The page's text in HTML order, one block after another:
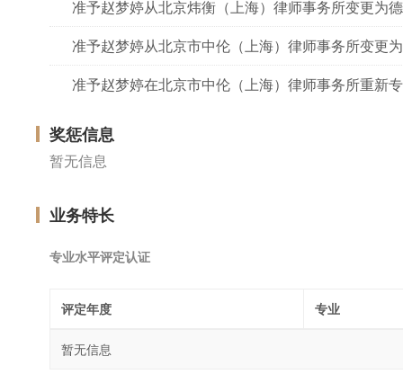
准予赵梦婷从北京炜衡（上海）律师事务所变更为
准予赵梦婷从北京市中伦（上海）律师事务所变更
准予赵梦婷在北京市中伦（上海）律师事务所重新
奖惩信息
暂无信息
业务特长
专业水平评定认证
评定年度 专业
暂无信息